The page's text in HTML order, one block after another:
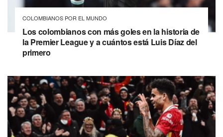
COLOMBIANOS POR EL MUNDO
Los colombianos con más goles en la historia de
la Premier League y a cuántos está Luis Díaz del
primero